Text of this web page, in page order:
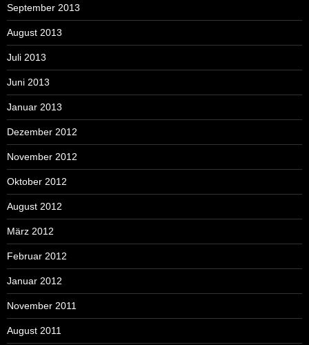
September 2013
August 2013
Juli 2013
Juni 2013
Januar 2013
Dezember 2012
November 2012
Oktober 2012
August 2012
März 2012
Februar 2012
Januar 2012
November 2011
August 2011